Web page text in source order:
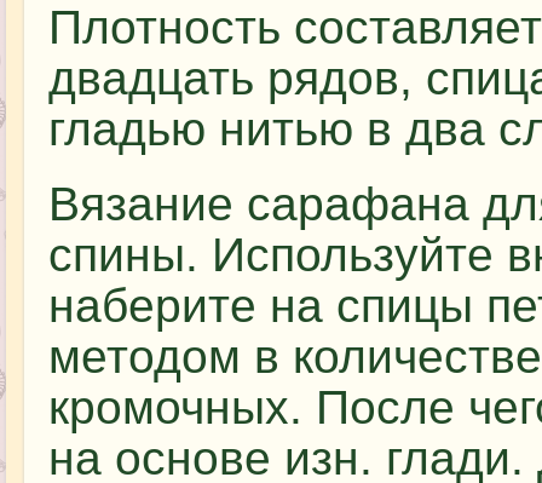
Плотность
двадцать рядов,
гладью нитью в два
Вязание сарафана
спины. Используйте
наберите на спицы
методом в
кромочных. После
на основе изн.